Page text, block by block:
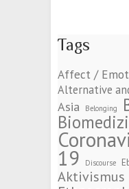
Tags
Affect /
Alternative
Asia Belonging
19 Discourse
Aktivismus